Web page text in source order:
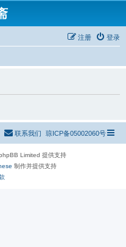
登录
注册
琼ICP备05002060号
联系我们
Limited 提供支持
制作并提供支持